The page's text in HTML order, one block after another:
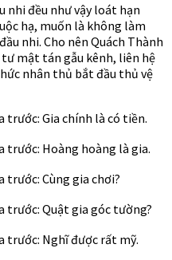
nhi đều như vậy loát hạn
hạ, muốn là không làm
nhi. Cho nên Quách Thành
mật tán gẫu kênh, liên hệ
nhân thủ bắt đầu thủ vệ
trước: Gia chính là có tiền.
trước: Hoàng hoàng là gia.
trước: Cùng gia chơi?
trước: Quật gia góc tường?
trước: Nghĩ được rất mỹ.